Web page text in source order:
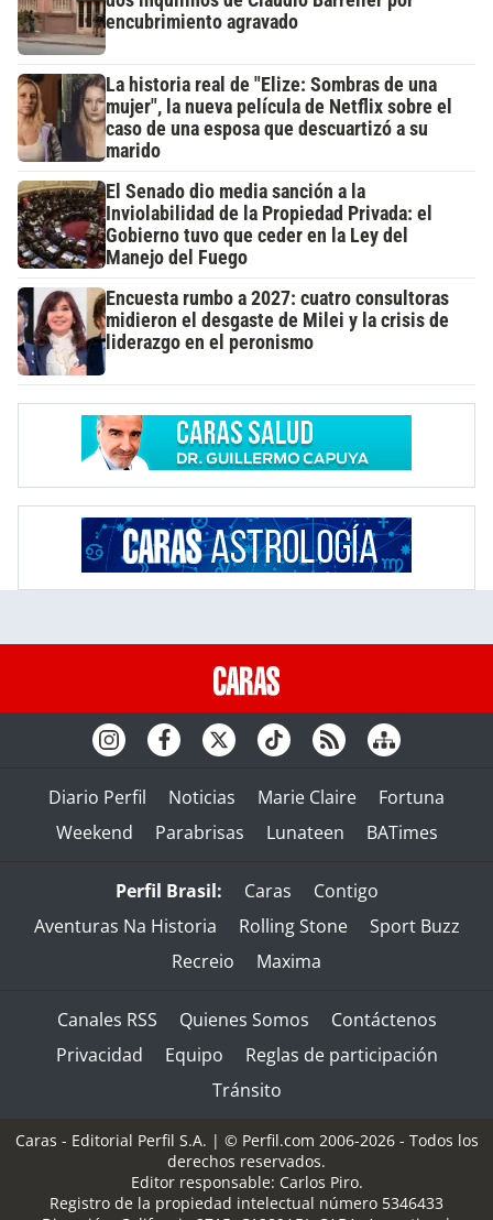
encubrimiento agravado
La historia real de "Elize: Sombras de una
mujer", la nueva película de Netflix sobre el
caso de una esposa que descuartizó a su
marido
El Senado dio media sanción a la
Inviolabilidad de la Propiedad Privada: el
Gobierno tuvo que ceder en la Ley del
Manejo del Fuego
Encuesta rumbo a 2027: cuatro consultoras
midieron el desgaste de Milei y la crisis de
liderazgo en el peronismo
Diario Perfil Noticias Marie Claire
Fortuna
Weekend
Parabrisas Lunateen BATimes
Perfil Brasil: Caras
Contigo
Aventuras Na Historia
Rolling Stone
Sport Buzz
Recreio
Maxima
Canales RSS Quienes Somos
Contáctenos
Privacidad
Equipo
Reglas de participación
Tránsito
Caras - Editorial Perfil S.A. | © Perfil.com 2006-2026 - Todos los
derechos reservados.
Editor responsable: Carlos Piro.
Registro de la propiedad intelectual número 5346433